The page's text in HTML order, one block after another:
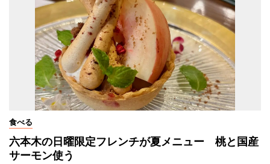
食べる
六本木の日曜限定フレンチが夏メニュー 桃と国産
サーモン使う